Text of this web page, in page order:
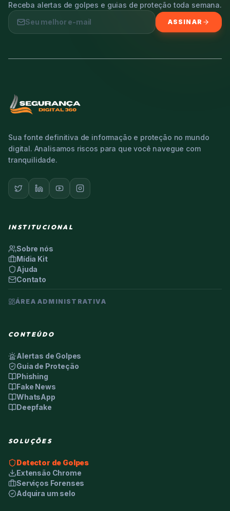
Receba alertas de golpes e guias de proteção toda semana.
ASSINAR
Sua fonte definitiva de informação e proteção no mundo
digital. Analisamos riscos para que você navegue com
tranquilidade.
INSTITUCIONAL
Sobre nós
Mídia Kit
Ajuda
Contato
ÁREA ADMINISTRATIVA
CONTEÚDO
Alertas de Golpes
Guia de Proteção
Phishing
Fake News
WhatsApp
Deepfake
SOLUÇÕES
Detector de Golpes
Extensão Chrome
Serviços Forenses
Adquira um selo